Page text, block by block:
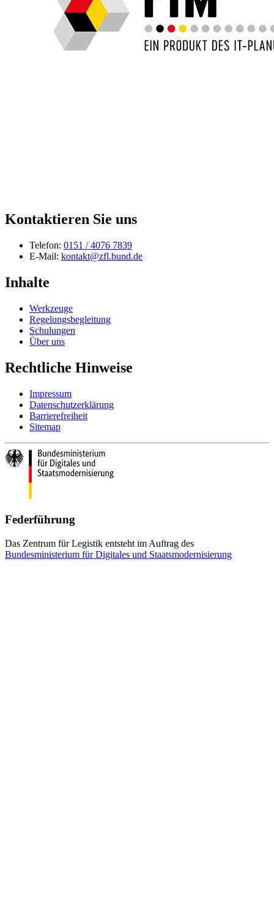
Kontaktieren Sie uns
Telefon: 0151 / 4076 7839
E-Mail: kontakt@zfl.bund.de
Inhalte
Werkzeuge
Regelungsbegleitung
Schulungen
Über uns
Rechtliche Hinweise
Impressum
Datenschutzerklärung
Barrierefreiheit
Sitemap
Federführung
Das Zentrum für Legistik entsteht im Auftrag des
Bundesministerium für Digitales und Staatsmodernisierung